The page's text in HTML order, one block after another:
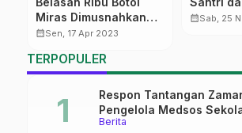
Miras Dimusnahkan
Polresta Pati, PCNU
calendar_monthSen, 17 Apr 2023
calendar_monthSab, 25
TERPOPULER
Berita
Respon Tantangan
Pengelola Medsos
Pekalongan Ikuti